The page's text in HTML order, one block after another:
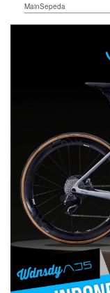
MainSepeda